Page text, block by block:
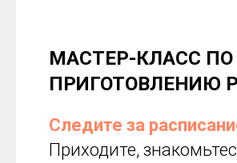
МАСТЕР-КЛАСС ПО
ПРИГОТОВЛЕНИЮ
Следите за
Приходите,